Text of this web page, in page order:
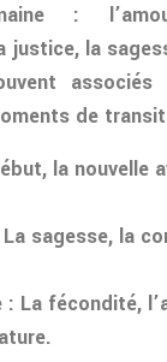
:
justice, la
associés
de
la nouvelle
sagesse, la
: La fécondité,